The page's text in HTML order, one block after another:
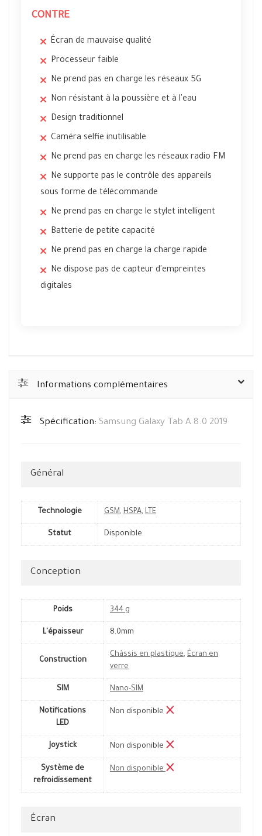
CONTRE
Écran de mauvaise qualité
Processeur faible
Ne prend pas en charge les réseaux 5G
Non résistant à la poussière et à l'eau
Design traditionnel
Caméra selfie inutilisable
Ne prend pas en charge les réseaux radio FM
Ne supporte pas le contrôle des appareils
sous forme de télécommande
Ne prend pas en charge le stylet intelligent
Batterie de petite capacité
Ne prend pas en charge la charge rapide
Ne dispose pas de capteur d'empreintes
digitales
Informations complémentaires
Spécification: Samsung Galaxy Tab A 8.0 2019
Général
Technologie GSM, HSPA, LTE
Statut Disponible
Conception
Poids 344 g
L'épaisseur 8.0mm
Construction
Châssis en plastique, Écran en
verre
SIM Nano-SIM
Notifications
LED
Non disponible
Joystick Non disponible
Système de
refroidissement
Non disponible
Écran